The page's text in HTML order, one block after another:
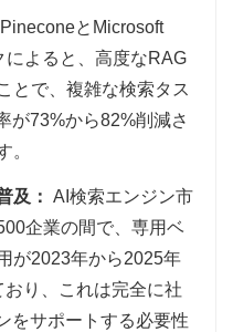
PineconeとMicrosoft
よると、高度なRAG
とで、複雑な検索タス
が73%から82%削減さ
。
及： AI検索エンジン市
企業の間で、専用ベ
が2023年から2025年
り、これは完全に社
をサポートする必要性